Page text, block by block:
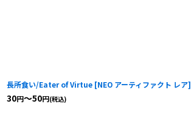
長所食い/Eater of Virtue [NEO アーティファクト レア]
30円～50円(税込)